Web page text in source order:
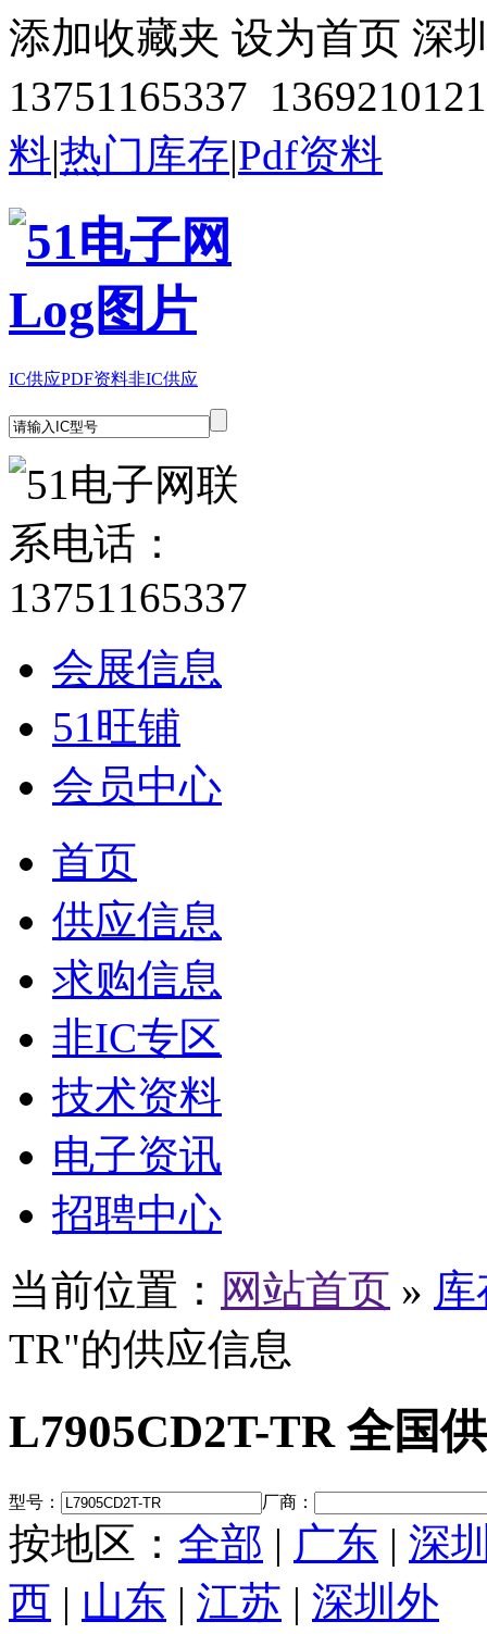
添加收藏夹 设为首页 深
13751165337
料|热门库存|Pdf资料
IC供应PDF资料非IC供应
会展信息
51旺铺
会员中心
首页
供应信息
求购信息
非IC专区
技术资料
电子资讯
招聘中心
当前位置： 网站首页 »
TR"的供应信息
L7905CD2T-TR 全国
型号： 厂商：
按地区： 全部 | 广东 | 深
西 | 山东 | 江苏 | 深圳外